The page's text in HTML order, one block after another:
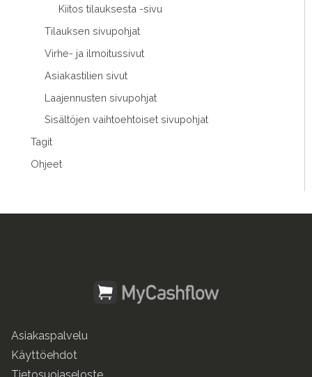
Kiitos tilauksesta -sivu
Tilauksen sivupohjat
Virhe- ja ilmoitussivut
Asiakastilien sivut
Laajennusten sivupohjat
Sisältöjen vaihtoehtoiset sivupohjat
Tagit
Ohjeet
Asiakaspalvelu
Käyttöehdot